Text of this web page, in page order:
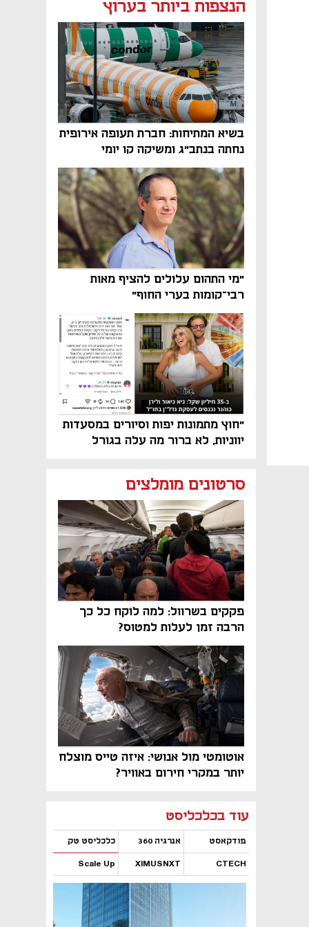
הנצפות ביותר בערוץ
בשיא המתיחות: חברת תעופה אירופית
נחתה בנתב"ג ומשיקה קו יומי
"מי התהום עלולים להציף מאות
רבי־קומות בערי החוף"
"חוץ מתמונות יפות וסיורים במסעדות
יווניות, לא ברור מה עלה בגורל
סרטונים מומלצים
פקקים בשרוול: למה לוקח כל כך
הרבה זמן לעלות למטוס?
אוטומטי מול אנושי: איזה טייס מוצלח
יותר במקרי חירום באוויר?
עוד בכלכליסט
פודקאסט אנרגיה 360 כלכליסט טק
CTECH
XIMUSNXT
Scale Up
נפתח בכרטיסייה חדשה
נפתח בכרטיסייה חדשה